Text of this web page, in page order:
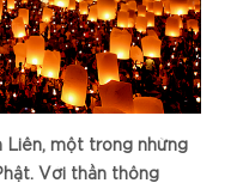
Liên, một trong những
Với thần thông